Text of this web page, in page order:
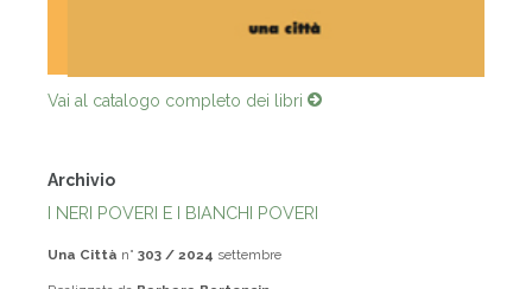
Vai al catalogo completo dei libri